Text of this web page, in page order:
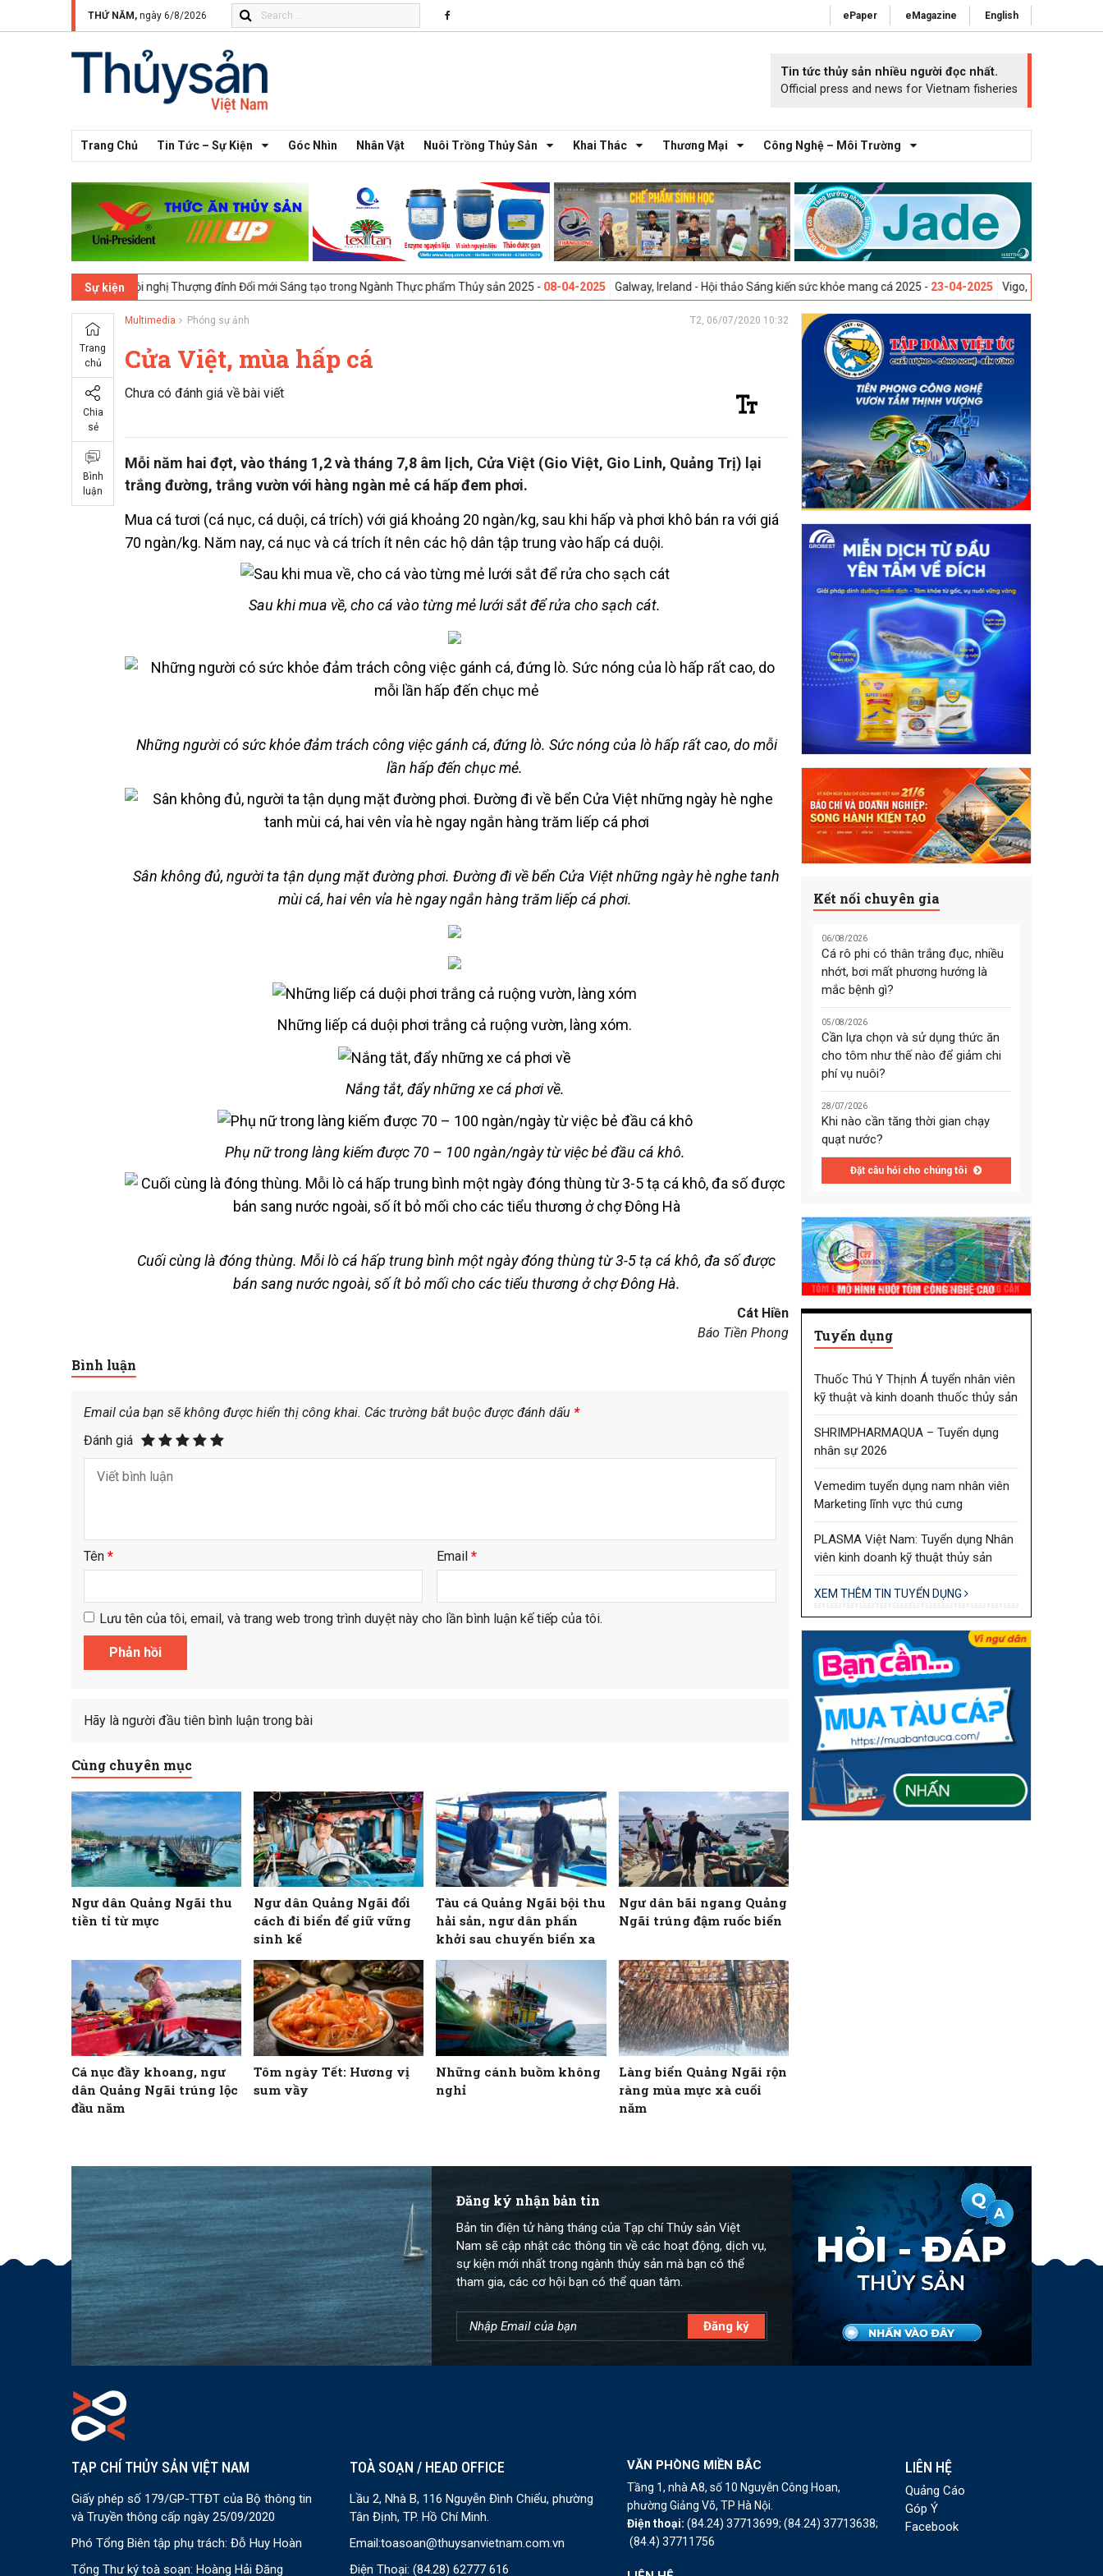
THỨ NĂM, ngày 6/8/2026 ePaper eMagazine English
Tin tức thủy sản nhiều người đọc nhất.
Official press and news for Vietnam fisheries
Trang Chủ Tin Tức – Sự Kiện Góc Nhìn Nhân Vật Nuôi Trồng Thủy Sản Khai Thác Thương Mại Công Nghệ – Môi Trường
Sự kiện
UK - Hội nghị Thượng đỉnh Đổi mới Sáng tạo trong Ngành Thực phẩm Thủy sản 2025 -08-04-2025 Galway, Ireland - Hội thảo Sáng kiến sức khỏe mang cá 2025 -23-04-2025 Vigo, Tây Ban Nha - Triển lãm
Trang
chủ
Chia
sẻ
Bình
luận
Multimedia Phóng sự ảnh T2, 06/07/2020 10:32
Cửa Việt, mùa hấp cá
Chưa có đánh giá về bài viết
Mỗi năm hai đợt, vào tháng 1,2 và tháng 7,8 âm lịch, Cửa Việt (Gio Việt, Gio Linh, Quảng Trị) lại
trắng đường, trắng vườn với hàng ngàn mẻ cá hấp đem phơi.
Mua cá tươi (cá nục, cá duội, cá trích) với giá khoảng 20 ngàn/kg, sau khi hấp và phơi khô bán ra với giá
70 ngàn/kg. Năm nay, cá nục và cá trích ít nên các hộ dân tập trung vào hấp cá duội.
Sau khi mua về, cho cá vào từng mẻ lưới sắt để rửa cho sạch cát.
Những người có sức khỏe đảm trách công việc gánh cá, đứng lò. Sức nóng của lò hấp rất cao, do mỗi
lần hấp đến chục mẻ.
Sân không đủ, người ta tận dụng mặt đường phơi. Đường đi về bển Cửa Việt những ngày hè nghe tanh
mùi cá, hai vên vỉa hè ngay ngắn hàng trăm liếp cá phơi.
Những liếp cá duội phơi trắng cả ruộng vườn, làng xóm.
Nắng tắt, đẩy những xe cá phơi về.
Phụ nữ trong làng kiếm được 70 – 100 ngàn/ngày từ việc bẻ đầu cá khô.
Cuối cùng là đóng thùng. Mỗi lò cá hấp trung bình một ngày đóng thùng từ 3-5 tạ cá khô, đa số được
bán sang nước ngoài, số ít bỏ mối cho các tiểu thương ở chợ Đông Hà.
Cát Hiền
Báo Tiền Phong
Bình luận
Email của bạn sẽ không được hiển thị công khai. Các trường bắt buộc được đánh dấu *
Đánh giá
Tên * Email*
Lưu tên của tôi, email, và trang web trong trình duyệt này cho lần bình luận kế tiếp của tôi.
Hãy là người đầu tiên bình luận trong bài
Cùng chuyên mục
Ngư dân Quảng Ngãi thu
tiền tỉ từ mực
Ngư dân Quảng Ngãi đổi
cách đi biển để giữ vững
sinh kế
Tàu cá Quảng Ngãi bội thu
hải sản, ngư dân phấn
khởi sau chuyến biển xa
Ngư dân bãi ngang Quảng
Ngãi trúng đậm ruốc biển
Cá nục đầy khoang, ngư
dân Quảng Ngãi trúng lộc
đầu năm
Tôm ngày Tết: Hương vị
sum vầy
Những cánh buồm không
nghỉ
Làng biển Quảng Ngãi rộn
ràng mùa mực xà cuối
năm
Kết nối chuyên gia
06/08/2026
Cá rô phi có thân trắng đục, nhiều
nhớt, bơi mất phương hướng là
mắc bệnh gì?
05/08/2026
Cần lựa chọn và sử dụng thức ăn
cho tôm như thế nào để giảm chi
phí vụ nuôi?
28/07/2026
Khi nào cần tăng thời gian chạy
quạt nước?
Đặt câu hỏi cho chúng tôi
Tuyển dụng
Thuốc Thú Y Thịnh Á tuyển nhân viên
kỹ thuật và kinh doanh thuốc thủy sản
SHRIMPHARMAQUA – Tuyển dụng
nhân sự 2026
Vemedim tuyển dụng nam nhân viên
Marketing lĩnh vực thú cưng
PLASMA Việt Nam: Tuyển dụng Nhân
viên kinh doanh kỹ thuật thủy sản
XEM THÊM TIN TUYỂN DỤNG
Đăng ký nhận bản tin
Bản tin điện tử hàng tháng của Tạp chí Thủy sản Việt
Nam sẽ cập nhật các thông tin về các hoạt động, dịch vụ,
sự kiện mới nhất trong ngành thủy sản mà bạn có thể
tham gia, các cơ hội bạn có thể quan tâm.
TẠP CHÍ THỦY SẢN VIỆT NAM
Giấy phép số 179/GP-TTĐT của Bộ thông tin
và Truyền thông cấp ngày 25/09/2020
Phó Tổng Biên tập phụ trách: Đỗ Huy Hoàn
Tổng Thư ký toà soạn: Hoàng Hải Đăng
TOÀ SOẠN / HEAD OFFICE
Lầu 2, Nhà B, 116 Nguyễn Đình Chiểu, phường
Tân Định, TP. Hồ Chí Minh.
Email:toasoan@thuysanvietnam.com.vn
Điện Thoại: (84.28) 62777 616
VĂN PHÒNG MIỀN BẮC
Tầng 1, nhà A8, số 10 Nguyễn Công Hoan,
phường Giảng Võ, TP Hà Nội.
Điện thoại:(84.24) 37713699;(84.24) 37713638;
(84.4) 37711756
LIÊN HỆ
Quảng Cáo
Góp Ý
Facebook